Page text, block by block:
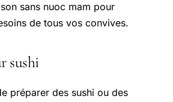
sans nuoc mam pour
de tous vos convives.
sushi
préparer des sushi ou des